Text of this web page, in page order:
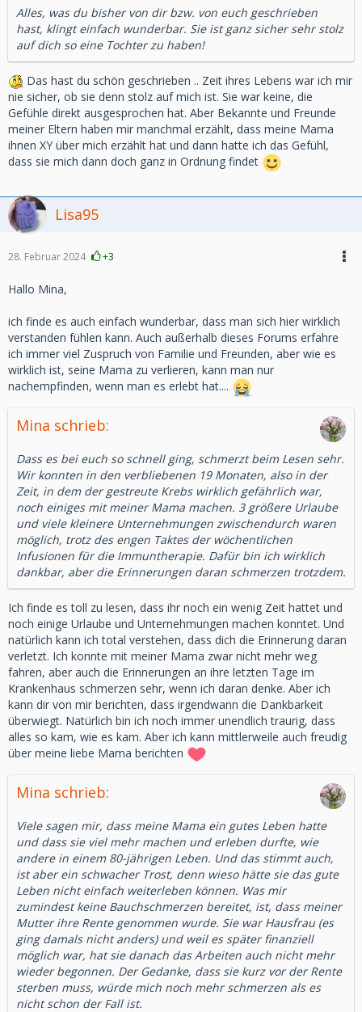
Alles, was du bisher von dir bzw. von euch geschrieben
hast, klingt einfach wunderbar. Sie ist ganz sicher sehr stolz
auf dich so eine Tochter zu haben!
Das hast du schön geschrieben .. Zeit ihres Lebens war ich mir
nie sicher, ob sie denn stolz auf mich ist. Sie war keine, die
Gefühle direkt ausgesprochen hat. Aber Bekannte und Freunde
meiner Eltern haben mir manchmal erzählt, dass meine Mama
ihnen XY über mich erzählt hat und dann hatte ich das Gefühl,
dass sie mich dann doch ganz in Ordnung findet
Lisa95
28. Februar 2024 +3
Hallo Mina,
ich finde es auch einfach wunderbar, dass man sich hier wirklich
verstanden fühlen kann. Auch außerhalb dieses Forums erfahre
ich immer viel Zuspruch von Familie und Freunden, aber wie es
wirklich ist, seine Mama zu verlieren, kann man nur
nachempfinden, wenn man es erlebt hat....
Mina schrieb:
Dass es bei euch so schnell ging, schmerzt beim Lesen sehr.
Wir konnten in den verbliebenen 19 Monaten, also in der
Zeit, in dem der gestreute Krebs wirklich gefährlich war,
noch einiges mit meiner Mama machen. 3 größere Urlaube
und viele kleinere Unternehmungen zwischendurch waren
möglich, trotz des engen Taktes der wöchentlichen
Infusionen für die Immuntherapie. Dafür bin ich wirklich
dankbar, aber die Erinnerungen daran schmerzen trotzdem.
Ich finde es toll zu lesen, dass ihr noch ein wenig Zeit hattet und
noch einige Urlaube und Unternehmungen machen konntet. Und
natürlich kann ich total verstehen, dass dich die Erinnerung daran
verletzt. Ich konnte mit meiner Mama zwar nicht mehr weg
fahren, aber auch die Erinnerungen an ihre letzten Tage im
Krankenhaus schmerzen sehr, wenn ich daran denke. Aber ich
kann dir von mir berichten, dass irgendwann die Dankbarkeit
überwiegt. Natürlich bin ich noch immer unendlich traurig, dass
alles so kam, wie es kam. Aber ich kann mittlerweile auch freudig
über meine liebe Mama berichten
Mina schrieb:
Viele sagen mir, dass meine Mama ein gutes Leben hatte
und dass sie viel mehr machen und erleben durfte, wie
andere in einem 80-jährigen Leben. Und das stimmt auch,
ist aber ein schwacher Trost, denn wieso hätte sie das gute
Leben nicht einfach weiterleben können. Was mir
zumindest keine Bauchschmerzen bereitet, ist, dass meiner
Mutter ihre Rente genommen wurde. Sie war Hausfrau (es
ging damals nicht anders) und weil es später finanziell
möglich war, hat sie danach das Arbeiten auch nicht mehr
wieder begonnen. Der Gedanke, dass sie kurz vor der Rente
sterben muss, würde mich noch mehr schmerzen als es
nicht schon der Fall ist.